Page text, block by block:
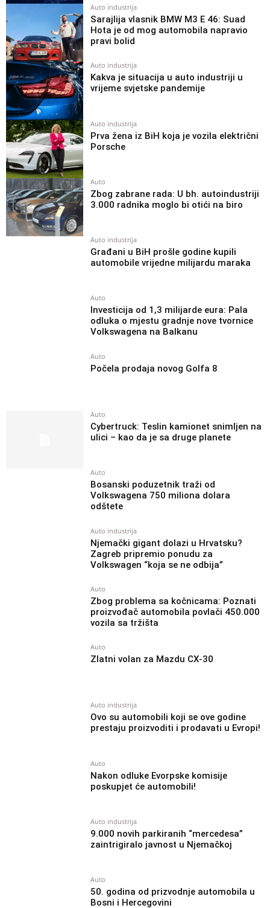
Auto industrija
Sarajlija vlasnik BMW M3 E 46: Suad
Hota je od mog automobila napravio
pravi bolid
Auto industrija
Kakva je situacija u auto industriji u
vrijeme svjetske pandemije
Auto industrija
Prva žena iz BiH koja je vozila električni
Porsche
Auto
Zbog zabrane rada: U bh. autoindustriji
3.000 radnika moglo bi otići na biro
Auto industrija
Građani u BiH prošle godine kupili
automobile vrijedne milijardu maraka
Auto
Investicija od 1,3 milijarde eura: Pala
odluka o mjestu gradnje nove tvornice
Volkswagena na Balkanu
Auto
Počela prodaja novog Golfa 8
Auto
Cybertruck: Teslin kamionet snimljen na
ulici – kao da je sa druge planete
Auto
Bosanski poduzetnik traži od
Volkswagena 750 miliona dolara
odštete
Auto industrija
Njemački gigant dolazi u Hrvatsku?
Zagreb pripremio ponudu za
Volkswagen “koja se ne odbija”
Auto
Zbog problema sa kočnicama: Poznati
proizvođač automobila povlači 450.000
vozila sa tržišta
Auto
Zlatni volan za Mazdu CX-30
Auto industrija
Ovo su automobili koji se ove godine
prestaju proizvoditi i prodavati u Evropi!
Auto
Nakon odluke Evorpske komisije
poskupjet će automobili!
Auto industrija
9.000 novih parkiranih “mercedesa”
zaintrigiralo javnost u Njemačkoj
Auto
50. godina od prizvodnje automobila u
Bosni i Hercegovini